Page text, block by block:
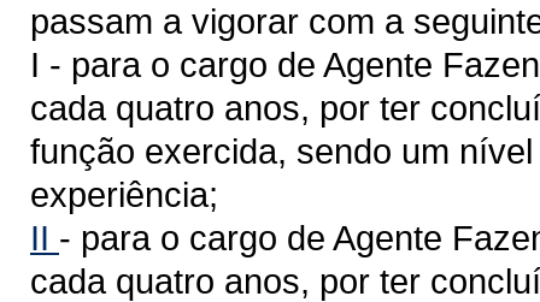
passam a vigorar com a
I - para o cargo de Agente
cada quatro anos, por ter
função exercida, sendo um
experiência;
II - para o cargo de Agente
cada quatro anos, por ter